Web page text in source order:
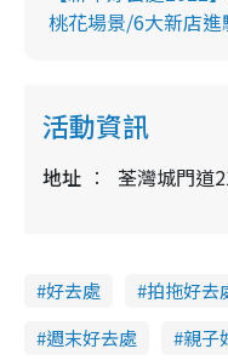
桃花場景/6大新店
活動資訊
地址 荃灣城門道
好去處 拍拖好去
週末好去處
親子